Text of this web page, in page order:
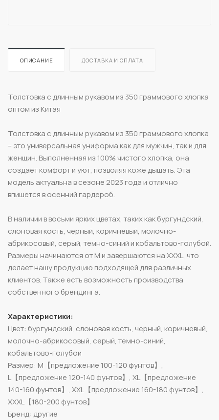
ОПИСАНИЕ ДОСТАВКА И ОПЛАТА
Толстовка с длинным рукавом из 350 граммового хлопка
оптом из Китая
Толстовка с длинным рукавом из 350 граммового хлопка
– это универсальная униформа как для мужчин, так и для
женщин. Выполненная из 100% чистого хлопка, она
создает комфорт и уют, позволяя коже дышать. Эта
модель актуальна в сезоне 2023 года и отлично
впишется в осенний гардероб.
В наличии в восьми ярких цветах, таких как бургундский,
слоновая кость, черный, коричневый, молочно-
абрикосовый, серый, темно-синий и кобальтово-голубой.
Размеры начинаются от M и завершаются на XXXL, что
делает нашу продукцию подходящей для различных
клиентов. Также есть возможность производства
собственного брендинга.
Характеристики:
Цвет: бургундский, слоновая кость, черный, коричневый,
молочно-абрикосовый, серый, темно-синий,
кобальтово-голубой
Размер: M【предложение 100-120 фунтов】,
L【предложение 120-140 фунтов】, XL【предложение
140-160 фунтов】, XXL【предложение 160-180 фунтов】,
XXXL【180-200 фунтов】
Бренд: другие